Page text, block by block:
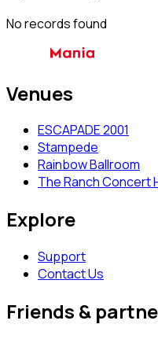
No records found
Venues
ESCAPADE 2001
Stampede
Rainbow Ballroom
The Ranch Concert
Explore
Support
Contact Us
Friends &